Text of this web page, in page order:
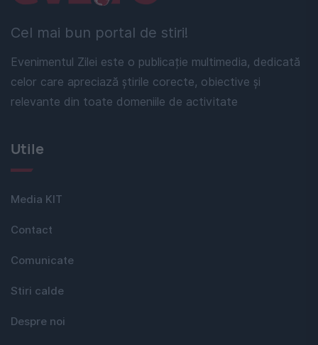
Cel mai bun portal de stiri!
Evenimentul Zilei este o publicație multimedia, dedicată
celor care apreciază știrile corecte, obiective și
relevante din toate domeniile de activitate
Utile
Media KIT
Contact
Comunicate
Stiri calde
Despre noi